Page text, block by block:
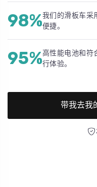
98%我们的滑板车采
便捷。
95%高性能电池和符
行体验。
带我去我